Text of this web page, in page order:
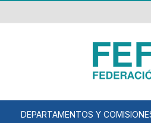
DEPARTAMENTOS Y